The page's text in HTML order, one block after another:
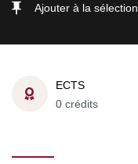
Ajouter à la sélection
ECTS
0 crédits